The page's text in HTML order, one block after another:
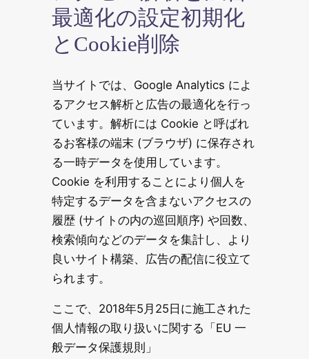
最適化の設定初期化
とCookie削除
当サイトでは、Google Analytics によ
るアクセス解析と広告の最適化を行っ
ています。解析には Cookie と呼ばれ
るお客様の端末 (ブラウザ) に保存され
る一時データを使用しています。
Cookie を利用することにより個人を
特定するデータを含まないアクセスの
履歴 (サイトの内の巡回順序) や回数、
検索傾向などのデータを集計し、より
良いサイト構築、広告の配信に役立て
られます。
ここで、2018年5月25日に施工された
個人情報の取り扱いに関する「EU 一
般データ保護規則」